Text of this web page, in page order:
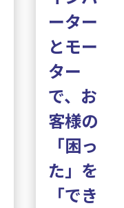
ーター
とモー
ター
で、お
客様の
「困っ
た」を
「でき